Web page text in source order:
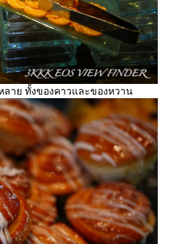
าย ทั้งของคาวและของหวาน